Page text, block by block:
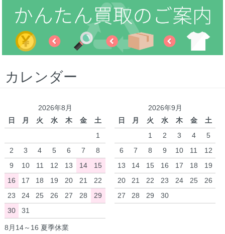
カレンダー
2026年8月
日
月 火 水 木 金
土
1
2
3 4 5 6 7
8
9
10 11 12 13 14
15
16
17 18 19 20 21
22
23
24 25 26 27 28
29
30
31
2026年9月
日
月 火 水 木 金
土
1
2 3 4
5
6
7 8 9 10 11
12
13
14 15 16 17 18
19
20
21 22 23 24 25
26
27
28 29 30
8月14～16 夏季休業